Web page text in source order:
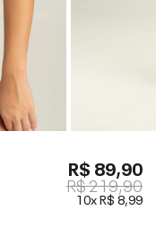
R$ 89,90
R$ 219,90
10xR$ 8,99